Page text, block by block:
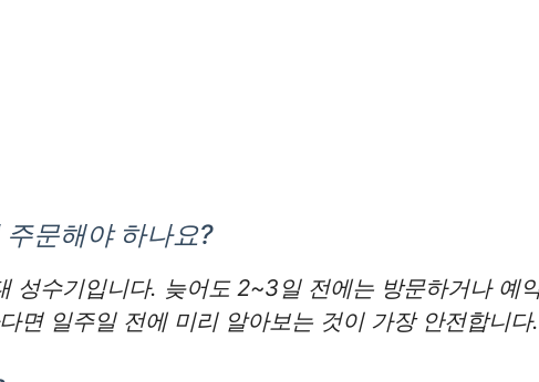
문해야 하나요?
수기입니다. 늦어도 2~3일 전에는 방문하거나 예
면 일주일 전에 미리 알아보는 것이 가장 안전합니다.